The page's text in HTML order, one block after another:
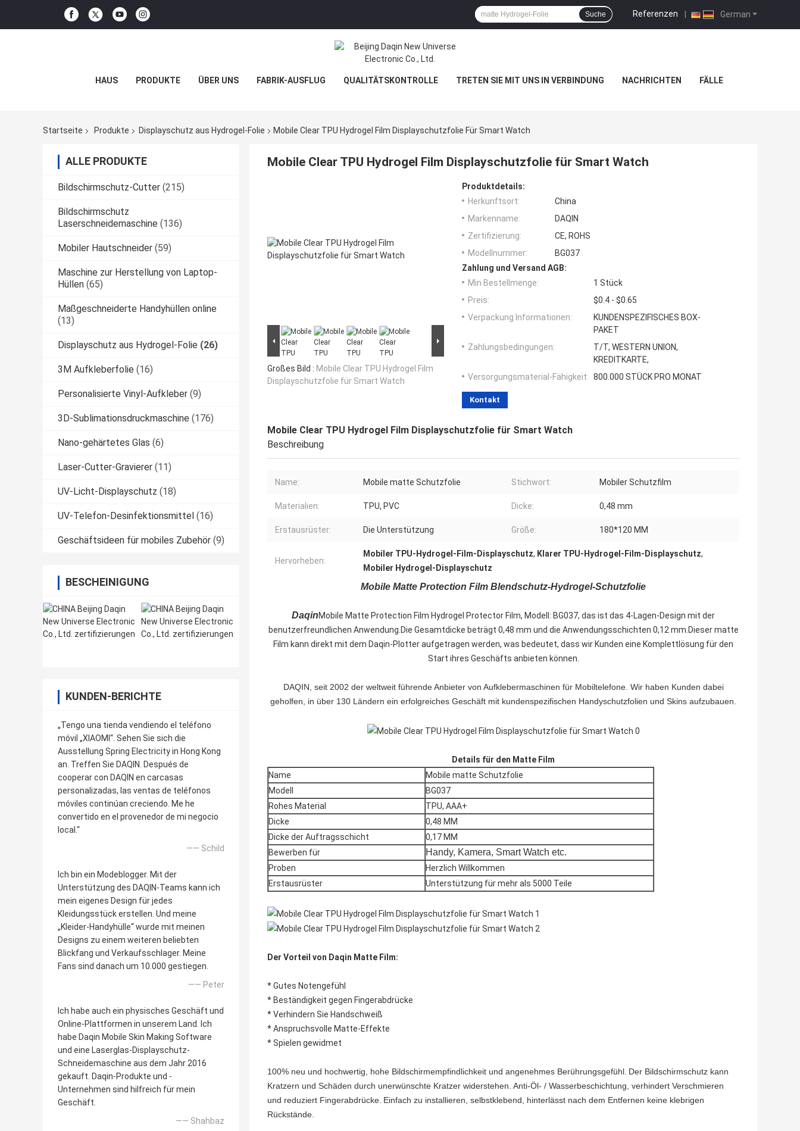
German
Referenzen |
Suche
HAUS PRODUKTE ÜBER UNS FABRIK-AUSFLUG QUALITÄTSKONTROLLE TRETEN SIE MIT UNS IN VERBINDUNG NACHRICHTEN FÄLLE
Startseite Produkte Displayschutz aus Hydrogel-Folie Mobile Clear TPU Hydrogel Film Displayschutzfolie Für Smart Watch
ALLE PRODUKTE
Bildschirmschutz-Cutter (215)
Bildschirmschutz
Laserschneidemaschine (136)
Mobiler Hautschneider (59)
Maschine zur Herstellung von Laptop-
Hüllen (65)
Maßgeschneiderte Handyhüllen online
(13)
Displayschutz aus Hydrogel-Folie (26)
3M Aufkleberfolie (16)
Personalisierte Vinyl-Aufkleber (9)
3D-Sublimationsdruckmaschine (176)
Nano-gehärtetes Glas (6)
Laser-Cutter-Gravierer (11)
UV-Licht-Displayschutz (18)
UV-Telefon-Desinfektionsmittel (16)
Geschäftsideen für mobiles Zubehör (9)
BESCHEINIGUNG
KUNDEN-BERICHTE
„Tengo una tienda vendiendo el teléfono
móvil „XIAOMI“. Sehen Sie sich die
Ausstellung Spring Electricity in Hong Kong
an. Treffen Sie DAQIN. Después de
cooperar con DAQIN en carcasas
personalizadas, las ventas de teléfonos
móviles continúan creciendo. Me he
convertido en el provenedor de mi negocio
local.“
—— Schild
Ich bin ein Modeblogger. Mit der
Unterstützung des DAQIN-Teams kann ich
mein eigenes Design für jedes
Kleidungsstück erstellen. Und meine
„Kleider-Handyhülle“ wurde mit meinen
Designs zu einem weiteren beliebten
Blickfang und Verkaufsschlager. Meine
Fans sind danach um 10.000 gestiegen.
—— Peter
Ich habe auch ein physisches Geschäft und
Online-Plattformen in unserem Land. Ich
habe Daqin Mobile Skin Making Software
und eine Laserglas-Displayschutz-
Schneidemaschine aus dem Jahr 2016
gekauft. Daqin-Produkte und -
Unternehmen sind hilfreich für mein
Geschäft.
—— Shahbaz
Mobile Clear TPU Hydrogel Film Displayschutzfolie für Smart Watch
Großes Bild : Mobile Clear TPU Hydrogel Film
Displayschutzfolie für Smart Watch
Produktdetails:
Herkunftsort:
China
Markenname:
DAQIN
Zertifizierung:
CE, ROHS
Modellnummer:
BG037
Zahlung und Versand AGB:
Min Bestellmenge:
1 Stück
Preis:
$0.4 - $0.65
Verpackung Informationen:
KUNDENSPEZIFISCHES BOX-
PAKET
Zahlungsbedingungen:
T/T, WESTERN UNION,
KREDITKARTE,
Versorgungsmaterial-Fähigkeit: 800.000 STÜCK PRO MONAT
Kontakt
Mobile Clear TPU Hydrogel Film Displayschutzfolie für Smart Watch
Beschreibung
Name: Mobile matte Schutzfolie Stichwort: Mobiler Schutzfilm
Materialien: TPU, PVC Dicke: 0,48 mm
Erstausrüster: Die Unterstützung Größe: 180*120 MM
Hervorheben:
Mobiler TPU-Hydrogel-Film-Displayschutz, Klarer TPU-Hydrogel-Film-Displayschutz,
Mobiler Hydrogel-Displayschutz
Mobile Matte Protection Film Blendschutz-Hydrogel-Schutzfolie
DaqinMobile Matte Protection Film Hydrogel Protector Film, Modell: BG037, das ist das 4-Lagen-Design mit der
benutzerfreundlichen Anwendung.Die Gesamtdicke beträgt 0,48 mm und die Anwendungsschichten 0,12 mm.Dieser matte
Film kann direkt mit dem Daqin-Plotter aufgetragen werden, was bedeutet, dass wir Kunden eine Komplettlösung für den
Start ihres Geschäfts anbieten können.
DAQIN, seit 2002 der weltweit führende Anbieter von Aufklebermaschinen für Mobiltelefone. Wir haben Kunden dabei
geholfen, in über 130 Ländern ein erfolgreiches Geschäft mit kundenspezifischen Handyschutzfolien und Skins aufzubauen.
Details für den Matte Film
Name
Mobile matte Schutzfolie
Modell
BG037
Rohes Material
TPU, AAA+
Dicke
0,48 MM
Dicke der Auftragsschicht
0,17 MM
Bewerben für
Handy, Kamera, Smart Watch etc.
Proben
Herzlich Willkommen
Erstausrüster
Unterstützung für mehr als 5000 Teile
Der Vorteil von Daqin Matte Film:
* Gutes Notengefühl
* Beständigkeit gegen Fingerabdrücke
* Verhindern Sie Handschweiß
* Anspruchsvolle Matte-Effekte
* Spielen gewidmet
100% neu und hochwertig, hohe Bildschirmempfindlichkeit und angenehmes Berührungsgefühl. Der Bildschirmschutz kann
Kratzern und Schäden durch unerwünschte Kratzer widerstehen. Anti-Öl- / Wasserbeschichtung, verhindert Verschmieren
und reduziert Fingerabdrücke. Einfach zu installieren, selbstklebend, hinterlässt nach dem Entfernen keine klebrigen
Rückstände.